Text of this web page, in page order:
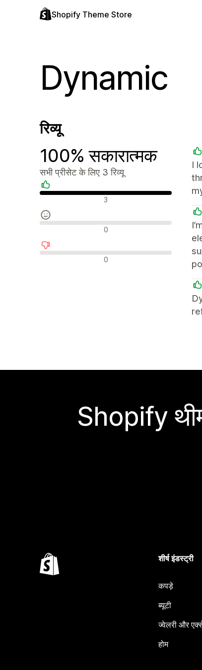
Shopify Theme Store
Dynamic
रिव्यू
100% सकारात्मक
सभी प्रीसेट के लिए 3 रिव्यू
सकारात्मक रिव्यू 3
न्यूट्रल रिव्यू 0
नकारात्मक रिव्यू 0
I
Shopify
शीर्ष इंडस्ट्री
कपड़े
ब्यूटी
ज्वेलरी और
होम